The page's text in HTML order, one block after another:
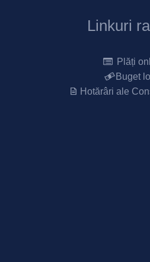
Linkuri
Plăți
Buget
Hotărâri ale